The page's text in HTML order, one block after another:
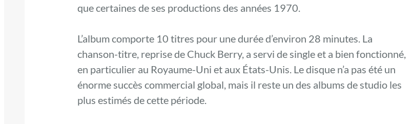
que certaines de ses productions des années 1970.
L’album comporte 10 titres pour une durée d’environ 28 minutes. La
chanson-titre, reprise de Chuck Berry, a servi de single et a bien fonctionné,
en particulier au Royaume-Uni et aux États-Unis. Le disque n’a pas été un
énorme succès commercial global, mais il reste un des albums de studio les
plus estimés de cette période.